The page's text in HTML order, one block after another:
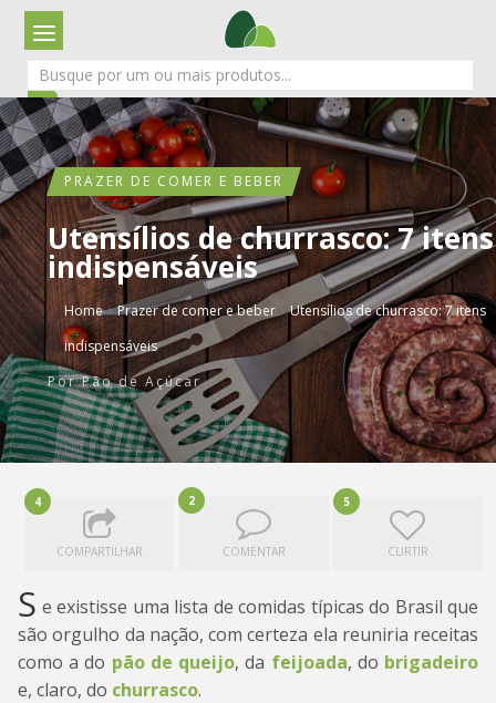
PRAZER DE COMER E BEBER
Utensílios de churrasco: 7 itens
indispensáveis
Home › Prazer de comer e beber › Utensílios de churrasco: 7 itens
indispensáveis
PorPão de Açúcar
4
COMPARTILHAR
2
COMENTAR
5
CURTIR
S e existisse uma lista de comidas típicas do Brasil que
são orgulho da nação, com certeza ela reuniria receitas
como a do pão de queijo, da feijoada, do brigadeiro
e, claro, do churrasco.